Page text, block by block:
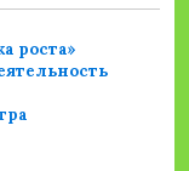
роста»